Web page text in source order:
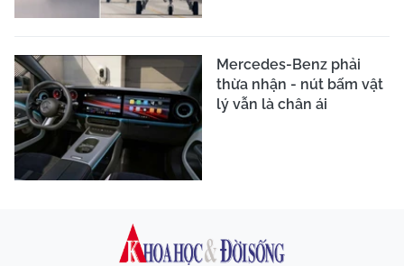
Mercedes-Benz phải
thừa nhận - nút bấm vật
lý vẫn là chân ái